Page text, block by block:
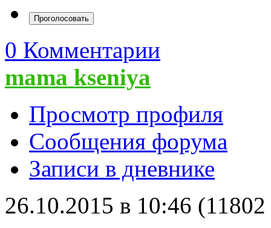
0 Комментарии
mama kseniya
Просмотр профиля
Сообщения форума
Записи в дневнике
26.10.2015 в 10:46